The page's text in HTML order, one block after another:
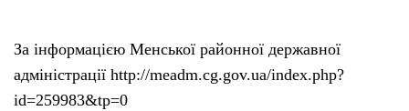
За інформацією Менської районної державної
адміністрації http://meadm.cg.gov.ua/index.php?
id=259983&tp=0